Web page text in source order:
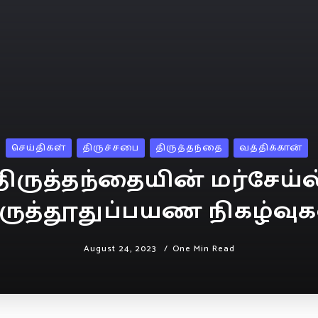
செய்திகள் திருச்சபை திருத்தந்தை வத்திக்கான்
August 24, 2023 One Min Read